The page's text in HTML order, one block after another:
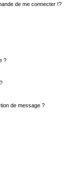
de me connecter !?
?
de message ?